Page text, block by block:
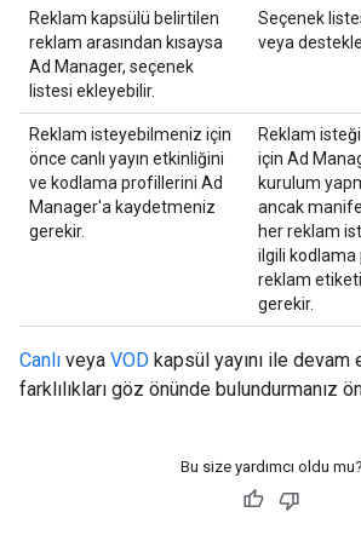
Reklam kapsülü belirtilen
reklam arasından kısaysa
Ad Manager, seçenek
listesi ekleyebilir.
Seçenek
veya
Reklam isteyebilmeniz için
önce canlı yayın etkinliğini
ve kodlama profillerini Ad
Manager'a kaydetmeniz
gerekir.
Reklam
için Ad
kurulum
ancak
her reklam
ilgili
reklam
gerekir.
Canlı veya VOD kapsül yayını ile devam
farklılıkları göz önünde bulundurmanız
Bu size yardımcı oldu mu?